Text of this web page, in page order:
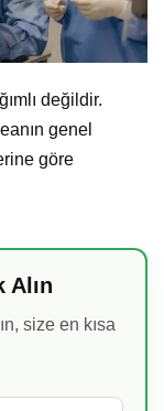
değildir.
genel
göre
Alın
size en kısa